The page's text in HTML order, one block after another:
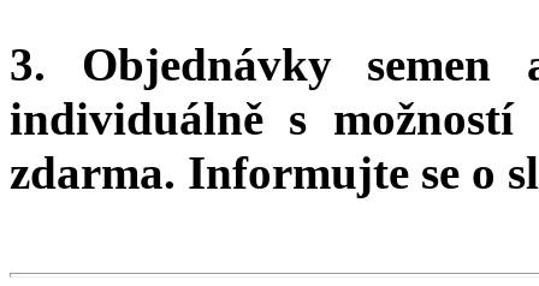
3. Objednávky
individuálně s možností
zdarma. Informujte se o